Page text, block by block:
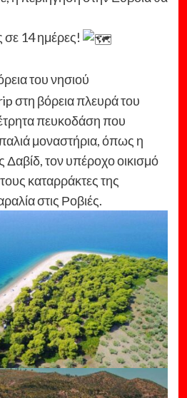
σε 14 ημέρες!
του νησιού
στη βόρεια πλευρά του
πευκοδάση που
μοναστήρια, όπως η
Δαβίδ, τον υπέροχο οικισμό
καταρράκτες της
στις Ροβιές.